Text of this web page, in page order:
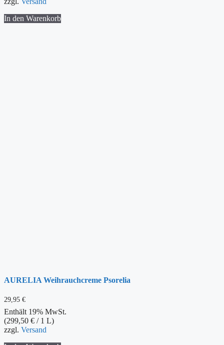
In den Warenkorb
AURELIA Weihrauchcreme Psorelia
29,95 €
Enthält 19% MwSt.
(299,50 € / 1 L)
zzgl. Versand